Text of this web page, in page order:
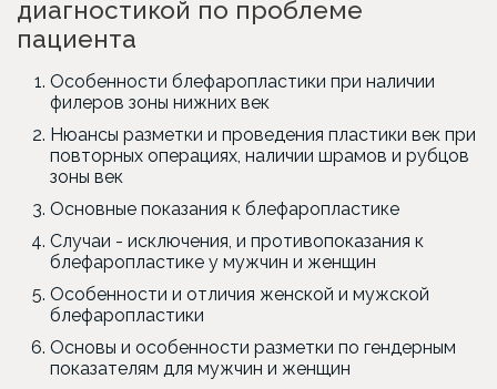
диагностикой по проблеме
пациента
Особенности блефаропластики при наличии
филеров зоны нижних век
Нюансы разметки и проведения пластики век при
повторных операциях, наличии шрамов и рубцов
зоны век
Основные показания к блефаропластике
Случаи - исключения, и противопоказания к
блефаропластике у мужчин и женщин
Особенности и отличия женской и мужской
блефаропластики
Основы и особенности разметки по гендерным
показателям для мужчин и женщин